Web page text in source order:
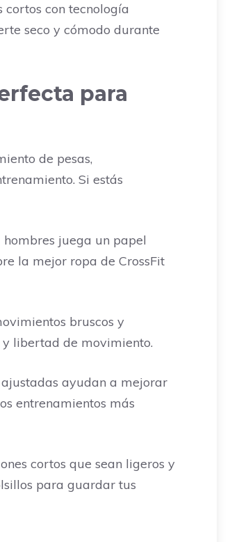
con tecnología
seco y cómodo durante
para
de pesas,
Si estás
juega un papel
la mejor ropa de CrossFit
bruscos y
libertad de movimiento.
ajustadas ayudan a mejorar
entrenamientos más
cortos que sean ligeros y
para guardar tus